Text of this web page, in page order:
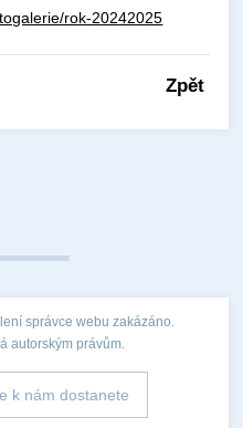
rok-20242025
Zpět
správce webu zakázáno.
autorským právům.
k nám dostanete